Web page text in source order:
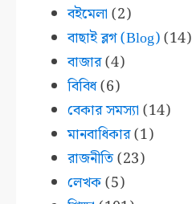
বইমেলা (2)
বাছাই ব্লগ (Blog)(14)
বাজার(4)
বিবিধ(6)
বেকার সমস্যা (14)
মানবাধিকার(1)
রাজনীতি(23)
লেখক(5)